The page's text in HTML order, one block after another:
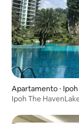
Apartamento ⋅ Ipoh
Ipoh The